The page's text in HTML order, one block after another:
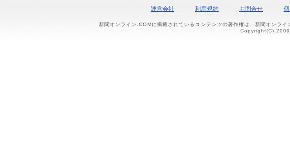
運営会社 利用規約 お問合せ
新聞オンライン.COMに掲載されているコンテンツの著作権は、新聞オンラ
Copyright(C)